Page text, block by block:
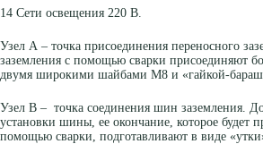
14 Сети освещения 220 В.
Узел А – точка присоединения переносного
заземления с помощью сварки присоединяют
двумя широкими шайбами М8 и «гайкой-
Узел В – точка соединения шин заземления.
установки шины, ее окончание, которое будет
помощью сварки, подготавливают в виде